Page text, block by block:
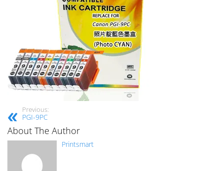
Previous:
PGI-9PC
About The Author
Printsmart